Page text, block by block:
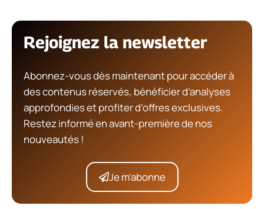
Rejoignez la newsletter
Abonnez-vous dès maintenant pour accéder à
des contenus réservés, bénéficier d’analyses
approfondies et profiter d’offres exclusives.
Restez informé en avant-première de nos
nouveautés !
Je m'abonne